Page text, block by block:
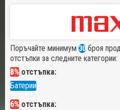
Поръчайте минимум 30 броя
отстъпки за следните категории:
8% отстъпка:
Батерии
6% отстъпка: